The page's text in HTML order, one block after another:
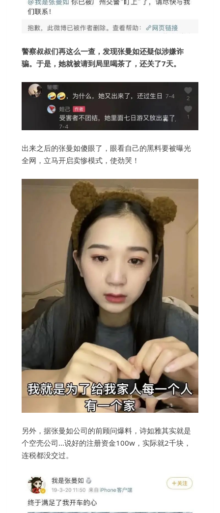
警察叔叔们再这么一查，发现张曼如还疑似涉嫌诈
骗。于是，她就被请到局里喝茶了，还关了7天。
出来之后的张曼如傻眼了，眼看自己的黑料要被曝光
全网，立马开启卖惨模式，使劲哭！
另外，据张曼如公司的前顾问爆料，诗如雅其实就是
个空壳公司...说好的注册资金100w，实际就2千块，
连税都没交过。